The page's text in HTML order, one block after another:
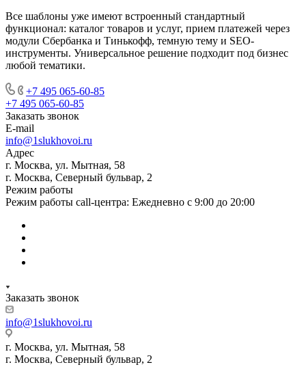
Все шаблоны уже имеют встроенный стандартный
функционал: каталог товаров и услуг, прием платежей через
модули Сбербанка и Тинькофф, темную тему и SEO-
инструменты. Универсальное решение подходит под бизнес
любой тематики.
+7 495 065-60-85
+7 495 065-60-85
Заказать звонок
E-mail
info@1slukhovoi.ru
Адрес
г. Москва, ул. Мытная, 58
г. Москва, Северный бульвар, 2
Режим работы
Режим работы call-центра: Ежедневно с 9:00 до 20:00
Заказать звонок
info@1slukhovoi.ru
г. Москва, ул. Мытная, 58
г. Москва, Северный бульвар, 2